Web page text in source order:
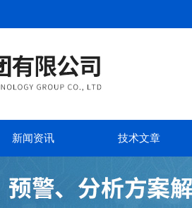
新闻资讯 技术文章